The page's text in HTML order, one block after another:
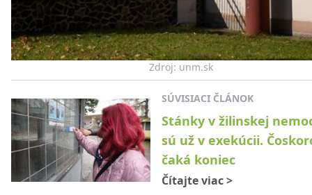
Zdroj: unm.sk
SÚVISIACI ČLÁNOK
Stánky v žilinskej
sú už v exekúcii.
čaká koniec
Čítajte viac>